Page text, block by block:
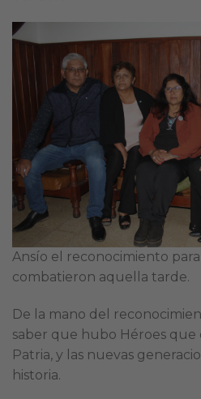
Ansío el reconocimiento
combatieron aquella tarde.
De la mano del
saber que hubo Héroes que
Patria, y las nuevas
historia.